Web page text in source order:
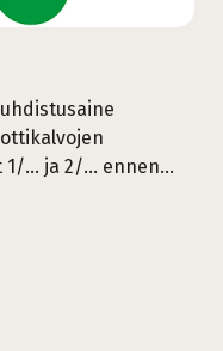
... ja 2/... ennen…